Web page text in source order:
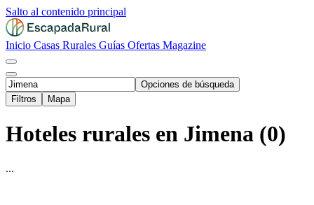
Salto al contenido principal
Inicio Casas Rurales Guías Ofertas Magazine
Opciones de búsqueda
Filtros
Mapa
Hoteles rurales en Jimena (0)
...